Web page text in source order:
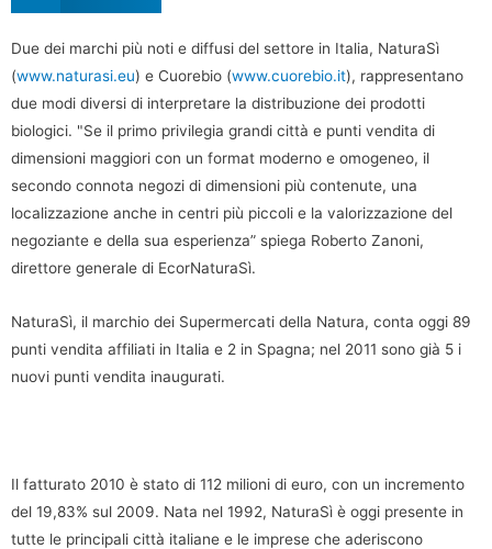
Due dei marchi più noti e diffusi del settore in Italia, NaturaSì
(www.naturasi.eu) e Cuorebio (www.cuorebio.it), rappresentano
due modi diversi di interpretare la distribuzione dei prodotti
biologici. "Se il primo privilegia grandi città e punti vendita di
dimensioni maggiori con un format moderno e omogeneo, il
secondo connota negozi di dimensioni più contenute, una
localizzazione anche in centri più piccoli e la valorizzazione del
negoziante e della sua esperienza” spiega Roberto Zanoni,
direttore generale di EcorNaturaSì.
NaturaSì, il marchio dei Supermercati della Natura, conta oggi 89
punti vendita affiliati in Italia e 2 in Spagna; nel 2011 sono già 5 i
nuovi punti vendita inaugurati.
Il fatturato 2010 è stato di 112 milioni di euro, con un incremento
del 19,83% sul 2009. Nata nel 1992, NaturaSì è oggi presente in
tutte le principali città italiane e le imprese che aderiscono